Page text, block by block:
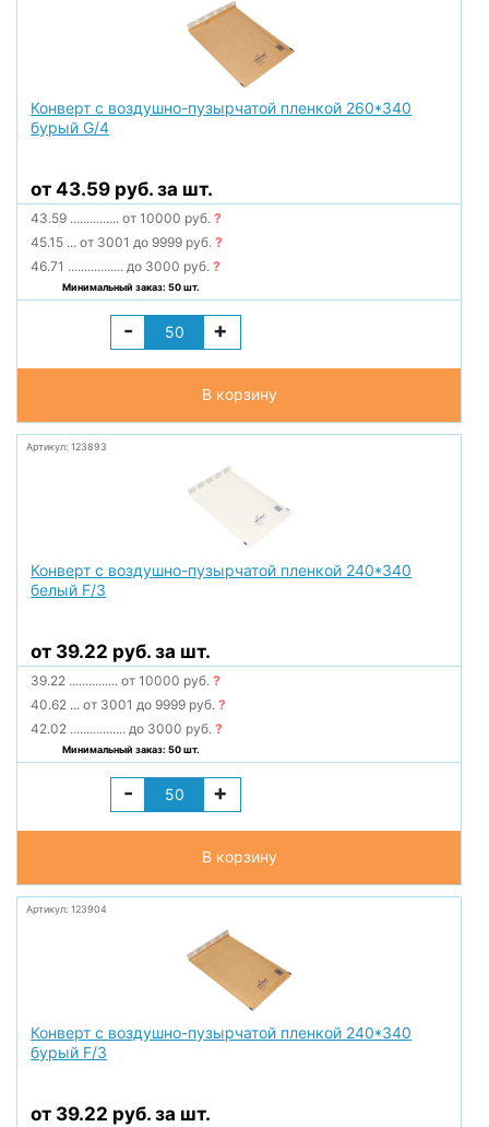
Конверт с воздушно-пузырчатой пленкой 260*340
бурый G/4
от 43.59 руб. за шт.
43.59 ............... от 10000 руб.?
45.15 ... от 3001 до 9999 руб.?
46.71 ................. до 3000 руб.?
Минимальный заказ: 50 шт.
- +
В корзину
Артикул: 123893
Конверт с воздушно-пузырчатой пленкой 240*340
белый F/3
от 39.22 руб. за шт.
39.22 ............... от 10000 руб.?
40.62 ... от 3001 до 9999 руб.?
42.02 ................. до 3000 руб.?
Минимальный заказ: 50 шт.
- +
В корзину
Артикул: 123904
Конверт с воздушно-пузырчатой пленкой 240*340
бурый F/3
от 39.22 руб. за шт.